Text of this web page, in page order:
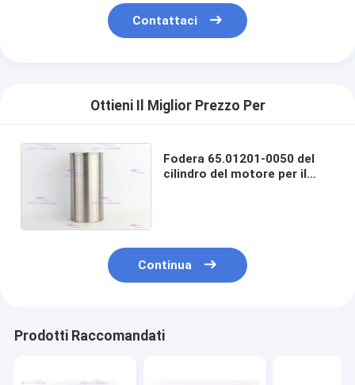
Contattaci
Ottieni Il Miglior Prezzo Per
Fodera 65.01201-0050 del
cilindro del motore per il
Continua
Prodotti Raccomandati